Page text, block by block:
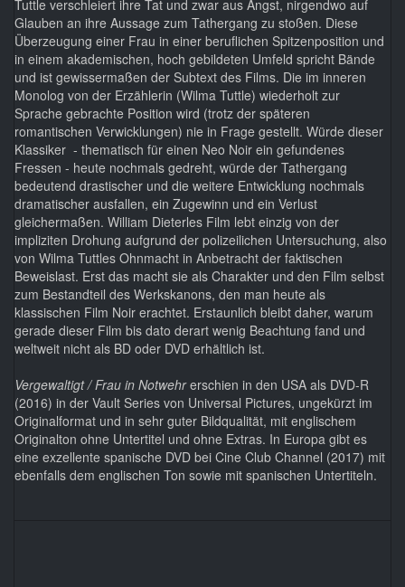
Tuttle verschleiert ihre Tat und zwar aus Angst, nirgendwo auf
Glauben an ihre Aussage zum Tathergang zu stoßen. Diese
Überzeugung einer Frau in einer beruflichen Spitzenposition und
in einem akademischen, hoch gebildeten Umfeld spricht Bände
und ist gewissermaßen der Subtext des Films. Die im inneren
Monolog von der Erzählerin (Wilma Tuttle) wiederholt zur
Sprache gebrachte Position wird (trotz der späteren
romantischen Verwicklungen) nie in Frage gestellt. Würde dieser
Klassiker - thematisch für einen Neo Noir ein gefundenes
Fressen - heute nochmals gedreht, würde der Tathergang
bedeutend drastischer und die weitere Entwicklung nochmals
dramatischer ausfallen, ein Zugewinn und ein Verlust
gleichermaßen. William Dieterles Film lebt einzig von der
impliziten Drohung aufgrund der polizeilichen Untersuchung, also
von Wilma Tuttles Ohnmacht in Anbetracht der faktischen
Beweislast. Erst das macht sie als Charakter und den Film selbst
zum Bestandteil des Werkskanons, den man heute als
klassischen Film Noir erachtet. Erstaunlich bleibt daher, warum
gerade dieser Film bis dato derart wenig Beachtung fand und
weltweit nicht als BD oder DVD erhältlich ist.
Vergewaltigt / Frau in Notwehrerschien in den USA als DVD-R
(2016) in der Vault Series von Universal Pictures, ungekürzt im
Originalformat und in sehr guter Bildqualität, mit englischem
Originalton ohne Untertitel und ohne Extras. In Europa gibt es
eine exzellente spanische DVD bei Cine Club Channel (2017) mit
ebenfalls dem englischen Ton sowie mit spanischen Untertiteln.